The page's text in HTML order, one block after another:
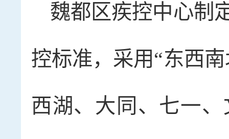
魏都区疾控中心制
控标准，采用“东西
西湖、大同、七一